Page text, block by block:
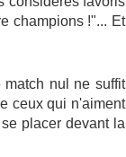
champions !"... Et
nul ne suffit
ceux qui n'aiment
placer devant la